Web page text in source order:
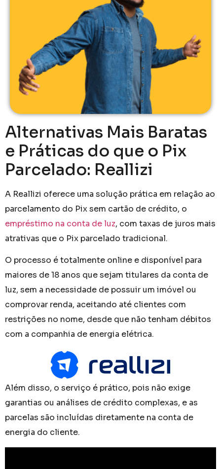
Alternativas Mais Baratas
e Práticas do que o Pix
Parcelado: Reallizi
A Reallizi oferece uma solução prática em relação ao
parcelamento do Pix sem cartão de crédito,​ o
empréstimo na conta de luz, com taxas de juros mais
atrativas que o Pix parcelado tradicional.
O processo é totalmente online e disponível para
maiores de 18 anos que sejam titulares da conta de
luz, sem a necessidade de possuir um imóvel ou
comprovar renda, aceitando até clientes com
restrições no nome, desde que não tenham débitos
com a companhia de energia elétrica.
Além disso, o serviço é prático, pois não exige
garantias ou análises de crédito complexas, e as
parcelas são incluídas diretamente na conta de
energia do cliente.